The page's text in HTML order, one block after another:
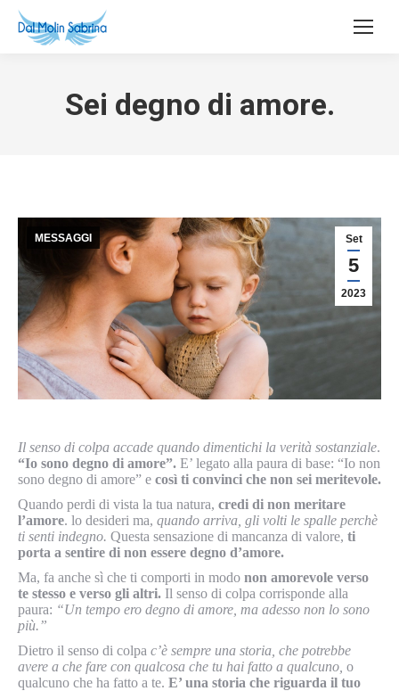
Sei degno di amore.
Set
5
2023
MESSAGGI
Il senso di colpa accade quando dimentichi la verità sostanziale.
“Io sono degno di amore”. E’ legato alla paura di base: “Io non
sono degno di amore” e così ti convinci che non sei meritevole.
Quando perdi di vista la tua natura, credi di non meritare
l’amore. lo desideri ma, quando arriva, gli volti le spalle perchè
ti senti indegno. Questa sensazione di mancanza di valore, ti
porta a sentire di non essere degno d’amore.
Ma, fa anche sì che ti comporti in modo non amorevole verso
te stesso e verso gli altri. Il senso di colpa corrisponde alla
paura: “Un tempo ero degno di amore, ma adesso non lo sono
più.”
Dietro il senso di colpa c’è sempre una storia, che potrebbe
avere a che fare con qualcosa che tu hai fatto a qualcuno, o
qualcuno che ha fatto a te. E’ una storia che riguarda il tuo